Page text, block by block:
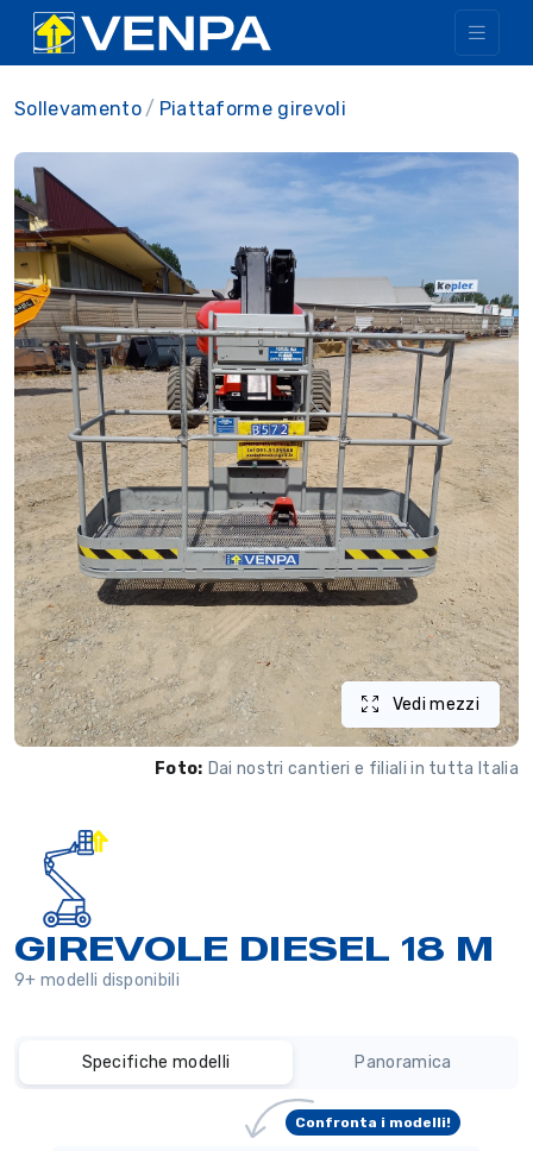
Sollevamento Piattaforme girevoli
Vedi mezzi
Foto: Dai nostri cantieri e filiali in tutta Italia
GIREVOLE DIESEL 18 M
9+ modelli disponibili
Specifiche modelli Panoramica
Confronta i modelli!